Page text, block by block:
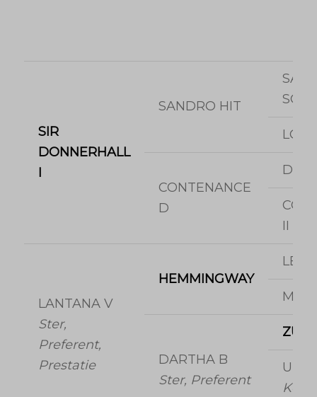
SIR
DONNERHALL
I
SANDRO HIT
CONTENANCE
D
II
LANTANA V
Ster,
Preferent,
Prestatie
HEMMINGWAY
DARTHA B
Ster, Preferent
Keur,